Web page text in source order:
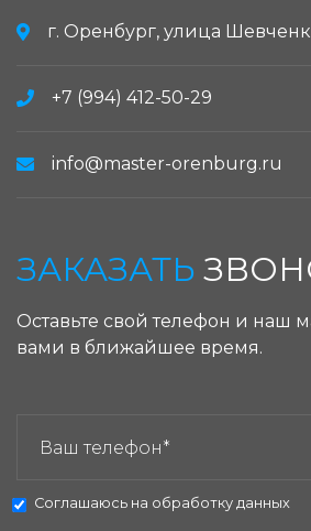
г. Оренбург, улица
+7 (994) 412-50-29
info@master-orenburg.ru
ЗАКАЗАТЬ
Оставьте свой телефон и наш
вами в ближайшее время.
Соглашаюсь на обработку данных